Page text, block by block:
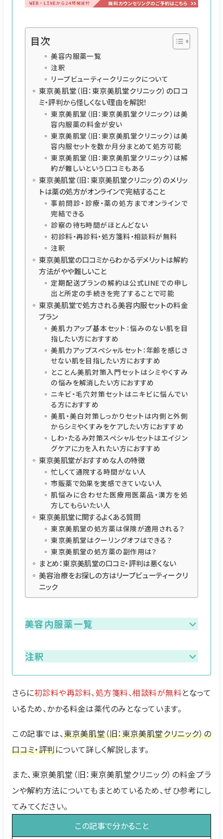
目次
美容内服薬一覧
注釈
リープビューティークリニックについて
東京美肌堂（旧：東京美肌堂クリニック）の口コ
ミ・評判から怪しくない理由を解説！
東京美肌堂（旧：東京美肌堂クリニック）は美
容内服薬の料金が安い
東京美肌堂（旧：東京美肌堂クリニック）は美
容内服セットを数か月分まとめて処方可能
東京美肌堂（旧：東京美肌堂クリニック）は解
約が難しいという口コミもある
東京美肌堂（旧：東京美肌堂クリニック）のメリッ
トは薬の処方がオンラインで完結すること
事前問診・診療・薬の処方までオンラインで
完結できる
診察の待ち時間がほとんどない
初診料・再診料・処方箋料・相談料が無料
注釈
東京美肌堂の口コミからわかるデメリットは解約
方法がやや難しいこと
定期配送プランの解約は公式LINEでの申し
出と所定の手続きを完了することで可能
東京美肌堂で処方される美容内服セットの料金
プラン
美肌力アップ基本セット：悩みのない肌を目
指したい方におすすめ
美肌力アップスペシャルセット：年齢を感じさ
せない肌を目指したい方におすすめ
とことん美肌対策入門セットはシミやくすみ
の悩みを解消したい方におすすめ
ニキビ・毛穴対策セットはニキビに悩んでい
る方におすすめ
美肌・美白対策しっかりセットは内側と外側
からシミやくすみをケアしたい方におすすめ
しわ・たるみ対策スペシャルセットはエイジン
グケアに力を入れたい方におすすめ
東京美肌堂がおすすめな人の特徴
忙しくて通院する時間がない人
市販薬で効果を実感できていない人
肌悩みに合わせた医療用医薬品・漢方を処
方してもらいたい人
東京美肌堂に関するよくある質問
東京美肌堂の処方薬は保険が適用される？
東京美肌堂はクーリングオフはできる？
東京美肌堂の処方薬の副作用は？
まとめ：東京美肌堂の口コミ・評判は悪くない
美容治療をお探しの方はリープビューティークリ
ニック
美容内服薬一覧
注釈
さらに初診料や再診料、処方箋料、相談料が無料となって
いるため、かかる料金は薬代のみとなっています。
この記事では、東京美肌堂（旧：東京美肌堂クリニック）の
口コミ・評判について詳しく解説します。
また、東京美肌堂（旧：東京美肌堂クリニック）の料金プラ
ンや解約方法についてもまとめているため、ぜひ参考にし
てみてください。
この記事で分かること